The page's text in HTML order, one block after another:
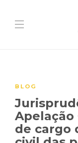
BLOG
Apelação
de cargo